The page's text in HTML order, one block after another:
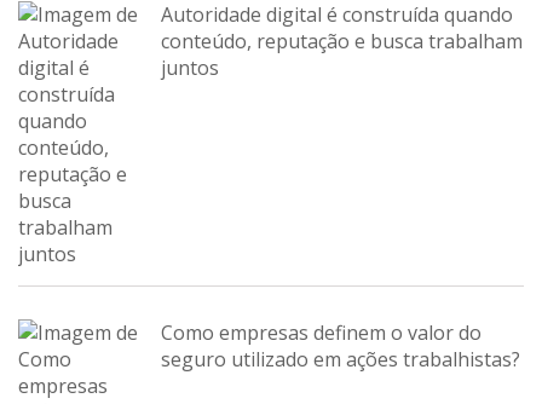
Autoridade digital é construída quando
conteúdo, reputação e busca trabalham
juntos
Como empresas definem o valor do
seguro utilizado em ações trabalhistas?